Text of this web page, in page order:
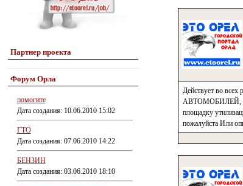
Партнер проекта
Форум Орла
помогите
Дата создания: 10.06.2010 15:02
ГТО
Дата создания: 07.06.2010 14:22
БЕНЗИН
Дата создания: 03.06.2010 18:10
Действует во
АВТОМОБИЛЕЙ,
площадку
пожалуйста Или